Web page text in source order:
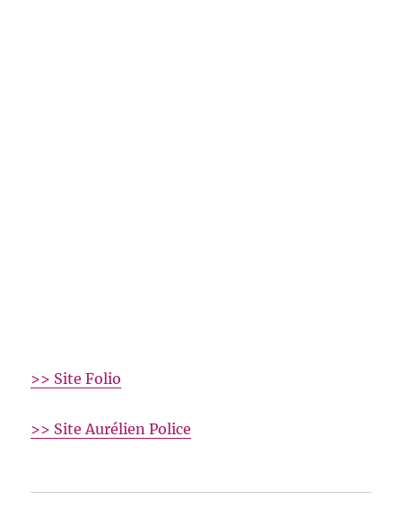
>> Site Folio
>> Site Aurélien Police